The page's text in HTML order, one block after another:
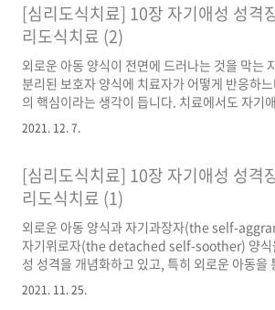
비스법 제정 촉구 집회’를 개최한다. 이날 행사
주최하고, 주요 대학의 심리학과 교수와 학
당에서 거의 동시적으로 심리사법과 관련된 법안
심리상담을 할 수 있는 자격의 법적 근거를 마련
영할 만한 일이지만 법안의 근간이 되는 조항들
[심리도식치료] 10장 자기애성 성격
리도식치료 (2)
외로운 아동 양식이 전면에 드러나는 것을 막는
분리된 보호자 양식에 치료자가 어떻게 반응하
의 핵심이라는 생각이 듭니다. 치료에서도 자기
닌 환자는 사랑을 주고 받는 관계를 기대하는 것
기대하기 때문에, 그가 이상화하던 치료자를 이내
감적으로 대응하라고 주문하는데 이런 부분이
는 상담의 실제 같습니다. 부정적인 전이에 말려
상당한 시행착오를 통한 배움이 필수적이겠다고
마음도 드네요. 저자도 얘기하고 있지만 자기애성
우 도식치료의 핵심적 기법 중 하나인 심상화 작
수 있습니다...
2021. 12. 7.
[심리도식치료] 10장 자기애성 성격
리도식치료 (1)
외로운 아동 양식과 자기과장자(the self-
자기위로자(the detached self-soother) 양식
성 성격을 개념화하고 있고, 특히 외로운 아동을
정서적 결핍 도식과 결함 도식을 이해함으로써 보
근하는 것이 가능하다는 부분은 코헛이 개념화한
2021. 11. 25.